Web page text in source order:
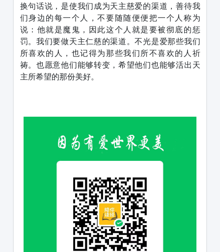
换句话说，是使我们成为天主慈爱的渠道，善待我
们身边的每一个人，不要随随便便把一个人称为
说：他就是魔鬼，因此这个人就是要被彻底的惩
罚。我们要做天主仁慈的渠道。不光是爱那些我们
所喜欢的人，也记得为那些我们所不喜欢的人祈
祷。也愿意他们能够转变，希望他们也能够活出天
主所希望的那份美好。